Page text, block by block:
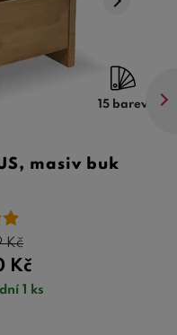
15 barev
masiv buk
Kč
Kč
1 ks